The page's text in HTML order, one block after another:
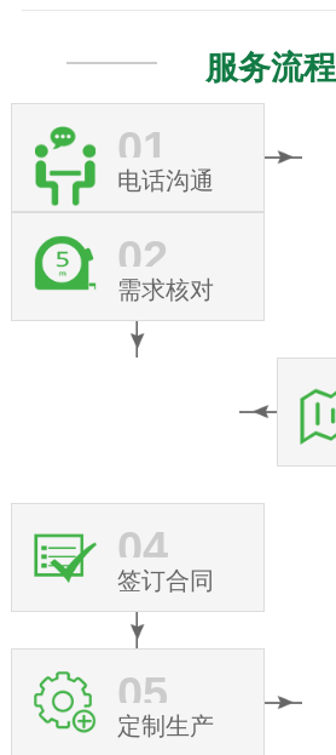
服务流程
01
电话沟通
02
需求核对
04
签订合同
05
定制生产